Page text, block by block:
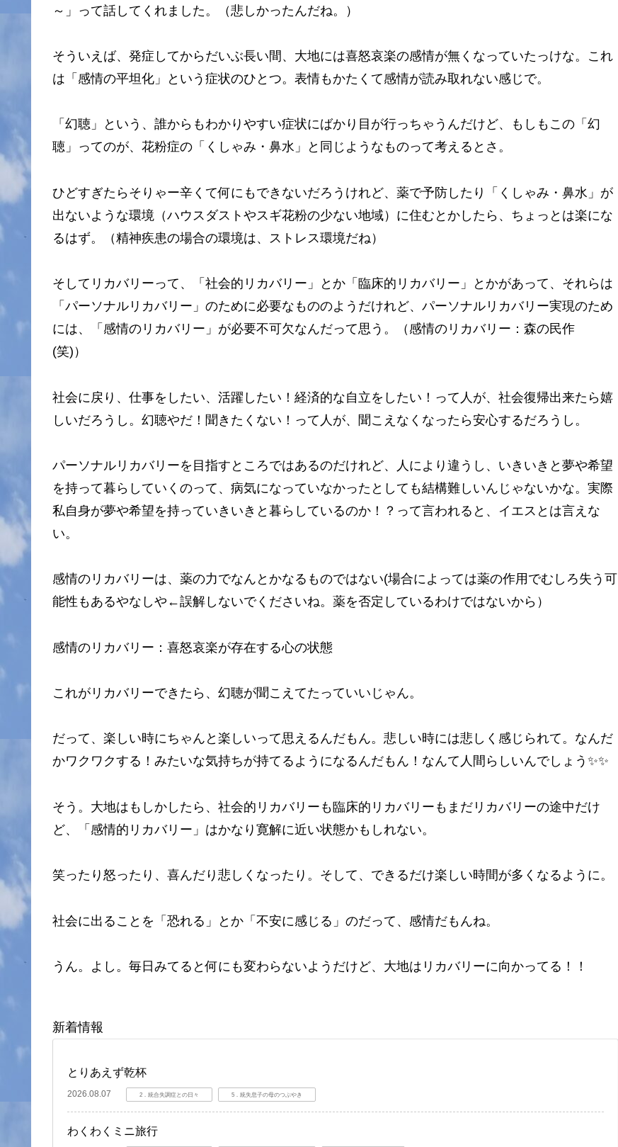
～」って話してくれました。（悲しかったんだね。）
そういえば、発症してからだいぶ長い間、大地には喜怒哀楽の感情が無くなっていたっけな。これ
は「感情の平坦化」という症状のひとつ。表情もかたくて感情が読み取れない感じで。
「幻聴」という、誰からもわかりやすい症状にばかり目が行っちゃうんだけど、もしもこの「幻
聴」ってのが、花粉症の「くしゃみ・鼻水」と同じようなものって考えるとさ。
ひどすぎたらそりゃー辛くて何にもできないだろうけれど、薬で予防したり「くしゃみ・鼻水」が
出ないような環境（ハウスダストやスギ花粉の少ない地域）に住むとかしたら、ちょっとは楽にな
るはず。（精神疾患の場合の環境は、ストレス環境だね）
そしてリカバリーって、「社会的リカバリー」とか「臨床的リカバリー」とかがあって、それらは
「パーソナルリカバリー」のために必要なもののようだけれど、パーソナルリカバリー実現のため
には、「感情のリカバリー」が必要不可欠なんだって思う。（感情のリカバリー：森の民作
(笑)）
社会に戻り、仕事をしたい、活躍したい！経済的な自立をしたい！って人が、社会復帰出来たら嬉
しいだろうし。幻聴やだ！聞きたくない！って人が、聞こえなくなったら安心するだろうし。
パーソナルリカバリーを目指すところではあるのだけれど、人により違うし、いきいきと夢や希望
を持って暮らしていくのって、病気になっていなかったとしても結構難しいんじゃないかな。実際
私自身が夢や希望を持っていきいきと暮らしているのか！？って言われると、イエスとは言えな
い。
感情のリカバリーは、薬の力でなんとかなるものではない(場合によっては薬の作用でむしろ失う可
能性もあるやなしや←誤解しないでくださいね。薬を否定しているわけではないから）
感情のリカバリー：喜怒哀楽が存在する心の状態
これがリカバリーできたら、幻聴が聞こえてたっていいじゃん。
だって、楽しい時にちゃんと楽しいって思えるんだもん。悲しい時には悲しく感じられて。なんだ
かワクワクする！みたいな気持ちが持てるようになるんだもん！なんて人間らしいんでしょう✨✨
そう。大地はもしかしたら、社会的リカバリーも臨床的リカバリーもまだリカバリーの途中だけ
ど、「感情的リカバリー」はかなり寛解に近い状態かもしれない。
笑ったり怒ったり、喜んだり悲しくなったり。そして、できるだけ楽しい時間が多くなるように。
社会に出ることを「恐れる」とか「不安に感じる」のだって、感情だもんね。
うん。よし。毎日みてると何にも変わらないようだけど、大地はリカバリーに向かってる！！
新着情報
とりあえず乾杯
2026.08.07 2．統合失調症との日々 5．統失息子の母のつぶやき
わくわくミニ旅行